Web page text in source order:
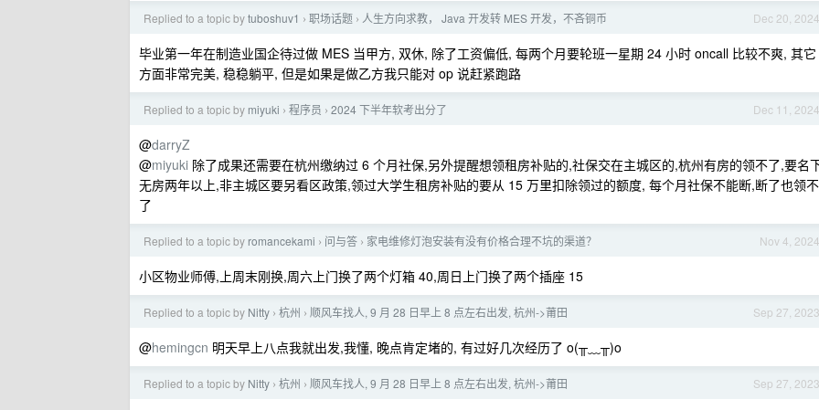
Dec 20, 2024
Replied to a topic bytuboshuv1 › 职场话题 › 人生方向求教， Java 开发转 MES 开发，不吝铜币
毕业第一年在制造业国企待过做 MES 当甲方, 双休, 除了工资偏低, 每两个月要轮班一星期 24 小时 oncall 比较不爽, 其它
方面非常完美, 稳稳躺平, 但是如果是做乙方我只能对 op 说赶紧跑路
Dec 11, 2024
Replied to a topic by miyuki › 程序员 › 2024 下半年软考出分了
@darryZ
@miyuki 除了成果还需要在杭州缴纳过 6 个月社保,另外提醒想领租房补贴的,社保交在主城区的,杭州有房的领不了,要名
无房两年以上,非主城区要另看区政策,领过大学生租房补贴的要从 15 万里扣除领过的额度, 每个月社保不能断,断了也领不
了
Nov 4, 2024
Replied to a topic by romancekami › 问与答 › 家电维修灯泡安装有没有价格合理不坑的渠道？
小区物业师傅,上周末刚换,周六上门换了两个灯箱 40,周日上门换了两个插座 15
Sep 27, 2023
Replied to a topic by Nitty › 杭州 › 顺风车找人, 9 月 28 日早上 8 点左右出发, 杭州->莆田
@hemingcn 明天早上八点我就出发,我懂, 晚点肯定堵的, 有过好几次经历了 o(╥﹏╥)o
Sep 27, 2023
Replied to a topic by Nitty › 杭州 › 顺风车找人, 9 月 28 日早上 8 点左右出发, 杭州->莆田